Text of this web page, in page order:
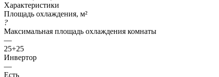
Характеристики
Площадь охлаждения, м²
?
Максимальная площадь охлаждения комнаты
—
25+25
Инвертор
—
Есть